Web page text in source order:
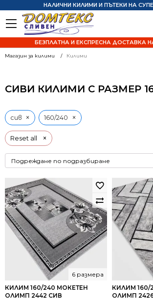
НАЛИЧНИ КИЛИМИ И ПЪТЕКИ НА
БЕЗПЛАТНА И ЕКСПРЕСНА ДОСТАВКА
Магазин за килими Килими
СИВИ КИЛИМИ С РАЗМЕР
Reset all ×
сив × 160/240 ×
КИЛИМ 160/240 МОКЕТЕН
ОЛИМП 2442 СИВ
6 размера
КИЛИМ 160/
ОЛИМП